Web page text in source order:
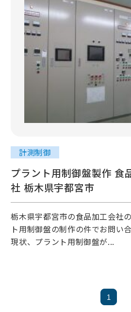
計測制御
プラント用制御盤製作 食
社 栃木県宇都宮市
栃木県宇都宮市の食品加工会社
ト用制御盤の制作の件でお問い
現状、プラント用制御盤が...
1